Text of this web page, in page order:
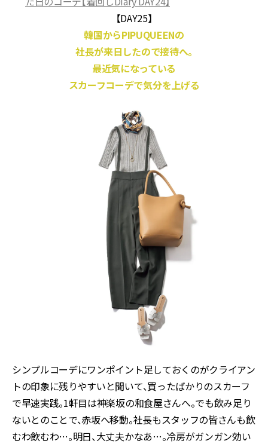
【DAY25】
韓国からPIPUQUEENの
社長が来日したので接待へ。
最近気になっている
スカーフコーデで気分を上げる
シンプルコーデにワンポイント足しておくのがクライアン
トの印象に残りやすいと聞いて、買ったばかりのスカーフ
で早速実践。1軒目は神楽坂の和食屋さんへ。でも飲み足り
ないとのことで、赤坂へ移動。社長もスタッフの皆さんも飲
むわ飲むわ…。明日、大丈夫かなあ…。冷房がガンガン効い